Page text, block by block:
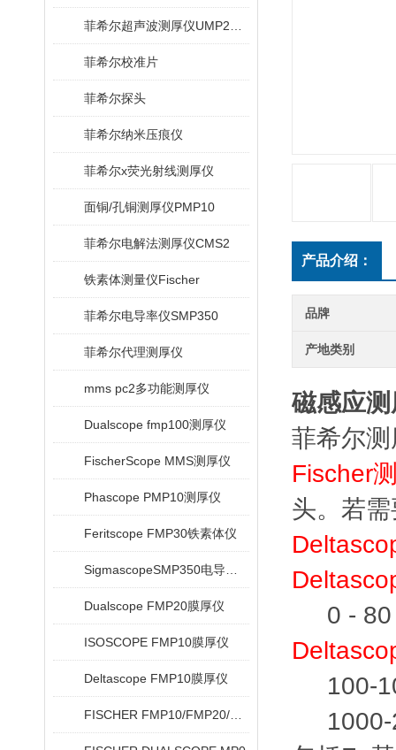
菲希尔校准片
菲希尔探头
菲希尔纳米压痕仪
菲希尔x荧光射线测厚仪
面铜/孔铜测厚仪PMP10
菲希尔电解法测厚仪CMS2
铁素体测量仪Fischer
菲希尔电导率仪SMP350
菲希尔代理测厚仪
mms pc2多功能测厚仪
Dualscope fmp100测厚仪
FischerScope MMS测厚仪
Phascope PMP10测厚仪
Feritscope FMP30铁素体仪
Dualscope FMP20膜厚仪
ISOSCOPE FMP10膜厚仪
Deltascope FMP10膜厚仪
产品介绍：
品牌
产地类别
磁感应
菲希尔
Fischer
头。若
0 - 80
100-
1000-